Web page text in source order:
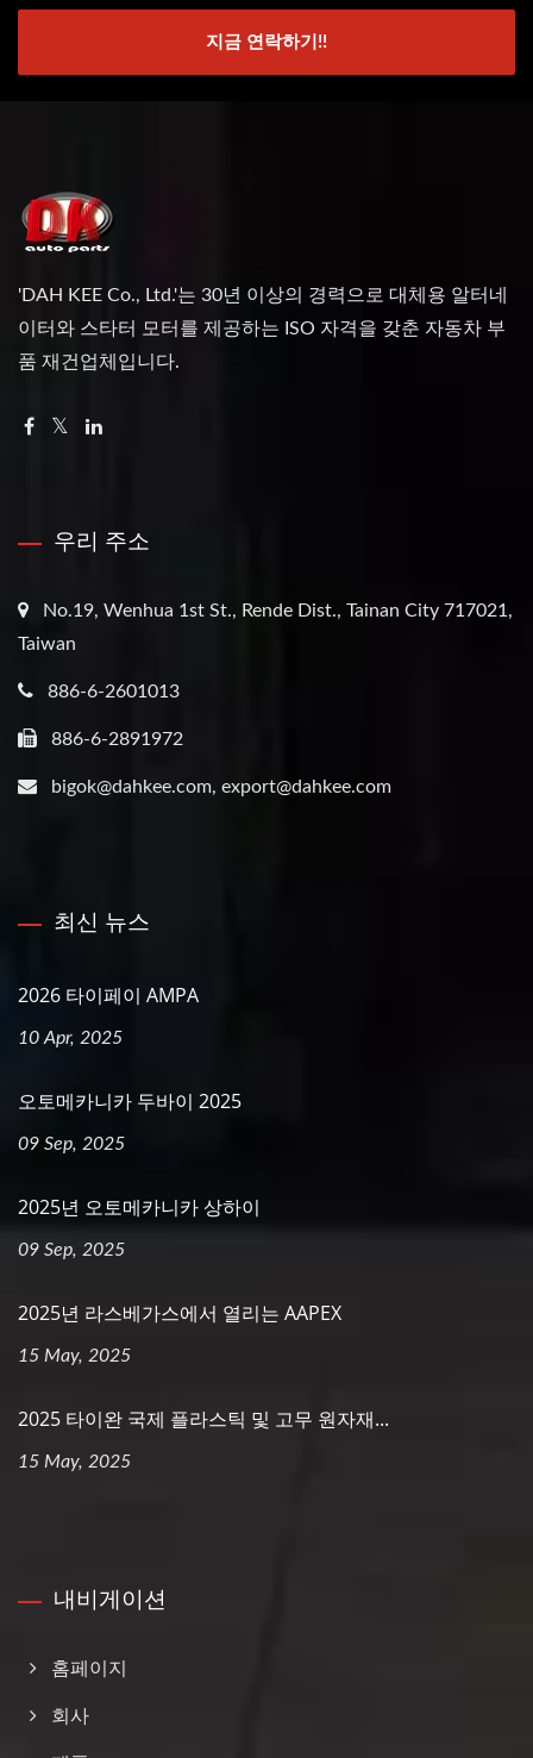
지금 연락하기!!
'DAH KEE Co., Ltd.'는 30년 이상의 경력으로 대체용 알터네
이터와 스타터 모터를 제공하는 ISO 자격을 갖춘 자동차 부
품 재건업체입니다.
우리 주소
No.19, Wenhua 1st St., Rende Dist., Tainan City 717021,
Taiwan
886-6-2601013
886-6-2891972
bigok@dahkee.com, export@dahkee.com
최신 뉴스
2026 타이페이 AMPA
10 Apr, 2025
오토메카니카 두바이 2025
09 Sep, 2025
2025년 오토메카니카 상하이
09 Sep, 2025
2025년 라스베가스에서 열리는 AAPEX
15 May, 2025
2025 타이완 국제 플라스틱 및 고무 원자재...
15 May, 2025
내비게이션
홈페이지
회사